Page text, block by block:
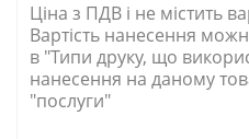
Ціна з ПДВ і не містить
Вартість нанесення
в "Типи друку, що
нанесення на даному
"послуги"